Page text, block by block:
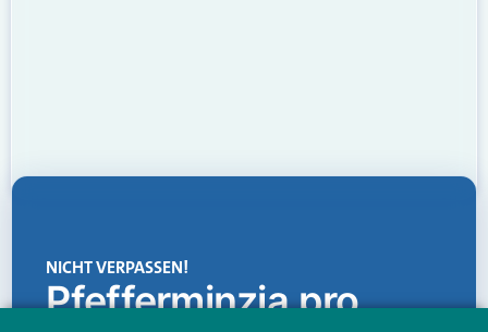
NICHT VERPASSEN!
Pfefferminzia.pro